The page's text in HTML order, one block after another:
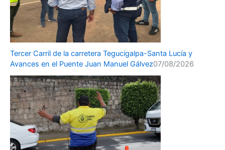
Tercer Carril de la carretera Tegucigalpa-Santa Lucía y
Avances en el Puente Juan Manuel Gálvez07/08/2026